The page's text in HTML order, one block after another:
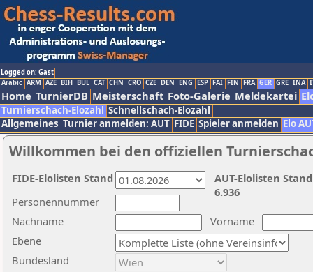
Logged on: Gast
Arabic ARM AZE BIH BUL CAT CHN CRO CZE DEN ENG ESP FAI FIN FRA GER GRE INA
Home TurnierDB Meisterschaft Foto-Galerie Meldekartei
Turnierschach-Elozahl Schnellschach-Elozahl
Allgemeines Turnier anmelden: AUT FIDE Spieler anmelden Elo
Willkommen bei den offiziellen
Nachname
Vorname
Ebene
Personennummer
Bundesland
AUT-Elolisten
6.936
FIDE-Elolisten Stand